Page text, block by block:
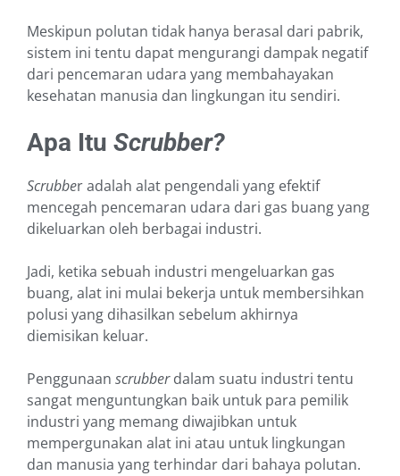
Meskipun polutan tidak hanya berasal dari pabrik,
sistem ini tentu dapat mengurangi dampak negatif
dari pencemaran udara yang membahayakan
kesehatan manusia dan lingkungan itu sendiri.
Apa Itu Scrubber?
Scrubber adalah alat pengendali yang efektif
mencegah pencemaran udara dari gas buang yang
dikeluarkan oleh berbagai industri.
Jadi, ketika sebuah industri mengeluarkan gas
buang, alat ini mulai bekerja untuk membersihkan
polusi yang dihasilkan sebelum akhirnya
diemisikan keluar.
Penggunaan scrubberdalam suatu industri tentu
sangat menguntungkan baik untuk para pemilik
industri yang memang diwajibkan untuk
mempergunakan alat ini atau untuk lingkungan
dan manusia yang terhindar dari bahaya polutan.